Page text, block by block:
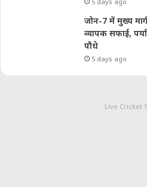
जोन-7 में मुख्य
व्यापक सफाई,
पौधे
5 days ago
Live Cricket